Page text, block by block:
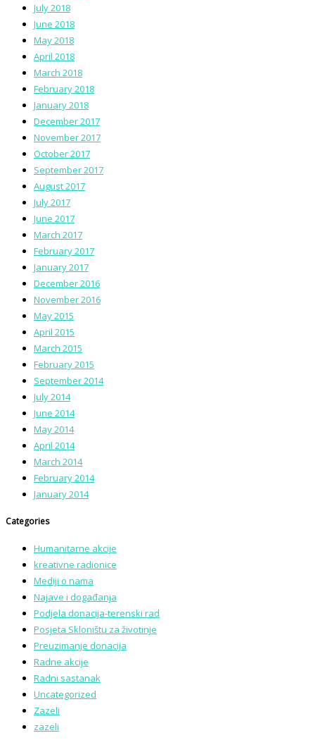
July 2018
June 2018
May 2018
April 2018
March 2018
February 2018
January 2018
December 2017
November 2017
October 2017
September 2017
August 2017
July 2017
June 2017
March 2017
February 2017
January 2017
December 2016
November 2016
May 2015
April 2015
March 2015
February 2015
September 2014
July 2014
June 2014
May 2014
April 2014
March 2014
February 2014
January 2014
Categories
Humanitarne akcije
kreativne radionice
Mediji o nama
Najave i događanja
Podjela donacija-terenski rad
Posjeta Skloništu za životinje
Preuzimanje donacija
Radne akcije
Radni sastanak
Uncategorized
Zazeli
zazeli